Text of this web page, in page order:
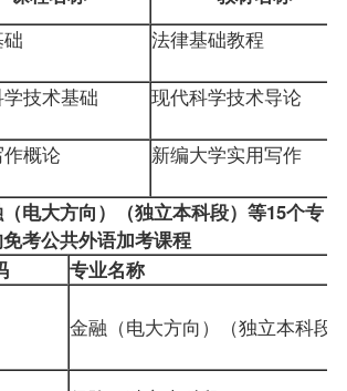
法律基础教程
技术基础 现代科学技术导论
概论 新编大学实用写作
电大方向）（独立本科段）等15个专
考公共外语加考课程
专业名称
金融（电大方向）（独立本科段